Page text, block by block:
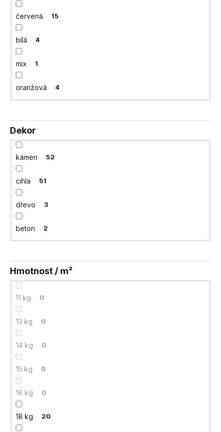
červená 15
bílá 4
mix 1
oranžová 4
Dekor
kámen 52
cihla 51
dřevo 3
beton 2
Hmotnost / m²
11 kg 0
13 kg 0
14 kg 0
15 kg 0
16 kg 0
18 kg 20